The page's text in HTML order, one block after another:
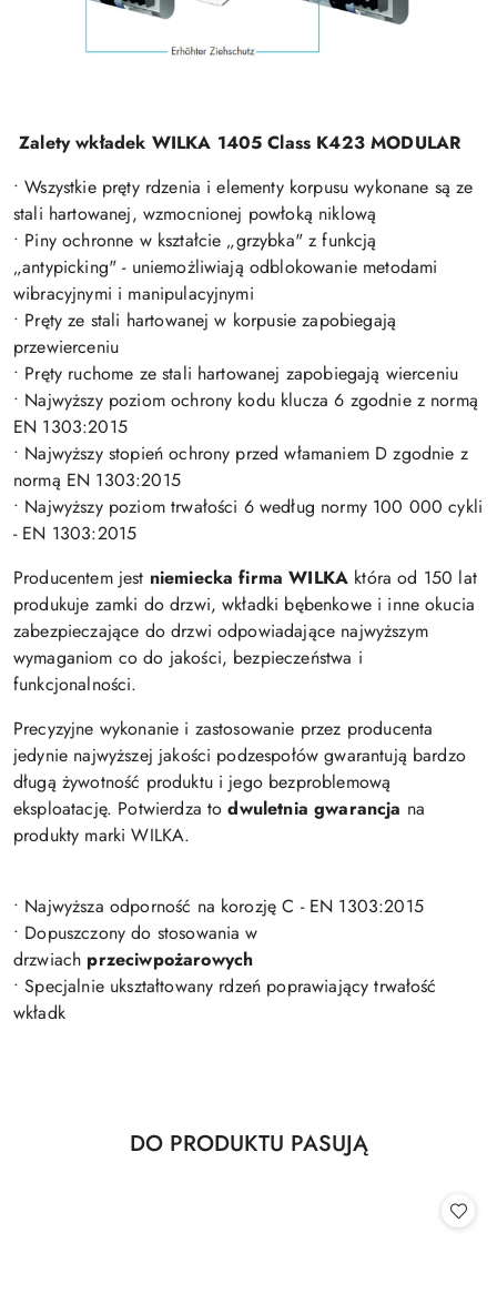
Zalety wkładek WILKA 1405 Class K423 MODULAR
• Wszystkie pręty rdzenia i elementy korpusu wykonane są ze
stali hartowanej, wzmocnionej powłoką niklową
• Piny ochronne w kształcie „grzybka" z funkcją
„antypicking" - uniemożliwiają odblokowanie metodami
wibracyjnymi i manipulacyjnymi
• Pręty ze stali hartowanej w korpusie zapobiegają
przewierceniu
• Pręty ruchome ze stali hartowanej zapobiegają wierceniu
• Najwyższy poziom ochrony kodu klucza 6 zgodnie z normą
EN 1303:2015
• Najwyższy stopień ochrony przed włamaniem D zgodnie z
normą EN 1303:2015
• Najwyższy poziom trwałości 6 według normy 100 000 cykli
- EN 1303:2015
Producentem jest niemiecka firma WILKA która od 150 lat
produkuje zamki do drzwi, wkładki bębenkowe i inne okucia
zabezpieczające do drzwi odpowiadające najwyższym
wymaganiom co do jakości, bezpieczeństwa i
funkcjonalności.
Precyzyjne wykonanie i zastosowanie przez producenta
jedynie najwyższej jakości podzespołów gwarantują bardzo
długą żywotność produktu i jego bezproblemową
eksploatację. Potwierdza todwuletnia gwarancja na
produkty marki WILKA.
• Najwyższa odporność na korozję C - EN 1303:2015
• Dopuszczony do stosowania w
drzwiach przeciwpożarowych
• Specjalnie ukształtowany rdzeń poprawiający trwałość
wkładk
Pomiń karuzelę produktów
Produkty
DO PRODUKTU PASUJĄ